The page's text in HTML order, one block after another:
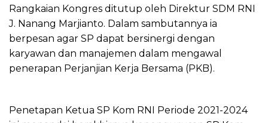
Rangkaian Kongres ditutup oleh Direktur SDM RNI
J. Nanang Marjianto. Dalam sambutannya ia
berpesan agar SP dapat bersinergi dengan
karyawan dan manajemen dalam mengawal
penerapan Perjanjian Kerja Bersama (PKB).
Penetapan Ketua SP Kom RNI Periode 2021-2024